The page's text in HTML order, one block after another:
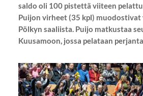
saldo oli 100 pistettä viiteen
Puijon virheet (35 kpl) muodostivat
Pölkyn saaliista. Puijo matkustaa
Kuusamoon, jossa pelataan